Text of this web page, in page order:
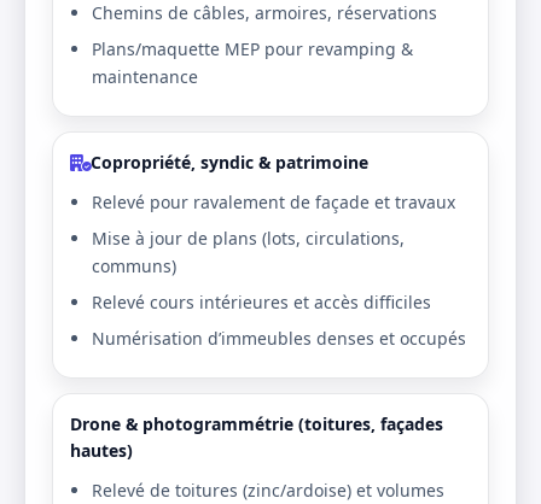
Chemins de câbles, armoires, réservations
Plans/maquette MEP pour revamping &
maintenance
Copropriété, syndic & patrimoine
Relevé pour ravalement de façade et travaux
Mise à jour de plans (lots, circulations,
communs)
Relevé cours intérieures et accès difficiles
Numérisation d’immeubles denses et occupés
Drone & photogrammétrie (toitures, façades
hautes)
Relevé de toitures (zinc/ardoise) et volumes